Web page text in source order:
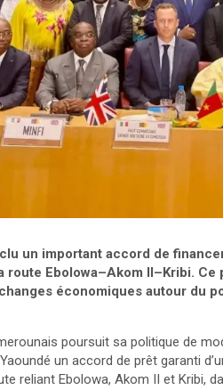
un important accord de
route Ebolowa–Akom II–Kribi.
économiques autour du
poursuit sa politique de
un accord de prêt garanti
reliant Ebolowa, Akom II et Kribi,